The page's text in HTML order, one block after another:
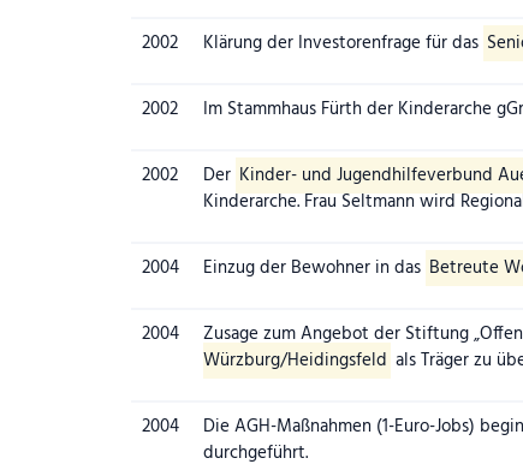
2002 Klärung der Investorenfrage für das
2002 Im Stammhaus Fürth der Kinderarche
2002 Der Kinder- und Jugendhilfeverbund
Kinderarche. Frau Seltmann wird
2004 Einzug der Bewohner in das Betreute
2004 Zusage zum Angebot der Stiftung
Würzburg/Heidingsfeld als Träger zu
2004 Die AGH-Maßnahmen (1-Euro-Jobs)
durchgeführt.